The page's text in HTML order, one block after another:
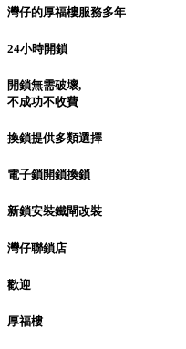
灣仔的厚福樓服務多年
24小時開鎖
開鎖無需破壞,
不成功不收費
換鎖提供多類選擇
電子鎖開鎖換鎖
新鎖安裝鐵閘改裝
灣仔聯鎖店
歡迎
厚福樓